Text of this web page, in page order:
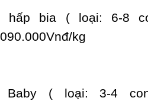
hấp bia ( loại: 6-8
kg
Baby ( loại: 3-4